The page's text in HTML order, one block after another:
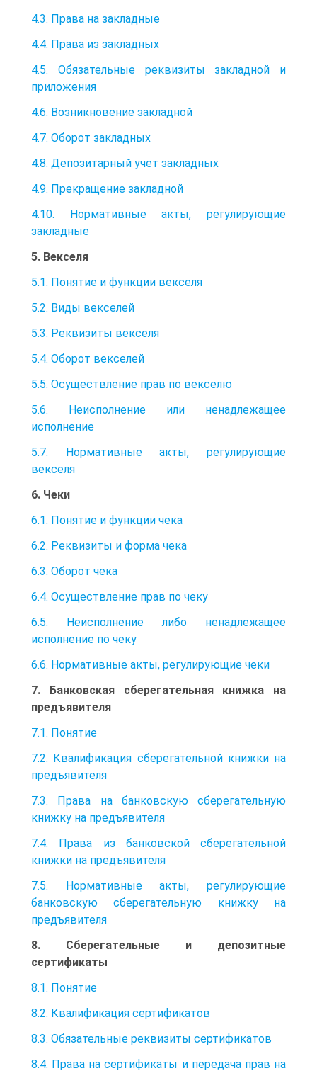
4.3. Права на закладные
4.4. Права из закладных
4.5. Обязательные реквизиты закладной и
приложения
4.6. Возникновение закладной
4.7. Оборот закладных
4.8. Депозитарный учет закладных
4.9. Прекращение закладной
4.10. Нормативные акты, регулирующие
закладные
5. Векселя
5.1. Понятие и функции векселя
5.2. Виды векселей
5.3. Реквизиты векселя
5.4. Оборот векселей
5.5. Осуществление прав по векселю
5.6. Неисполнение или ненадлежащее
исполнение
5.7. Нормативные акты, регулирующие
векселя
6. Чеки
6.1. Понятие и функции чека
6.2. Реквизиты и форма чека
6.3. Оборот чека
6.4. Осуществление прав по чеку
6.5. Неисполнение либо ненадлежащее
исполнение по чеку
6.6. Нормативные акты, регулирующие чеки
7. Банковская сберегательная книжка на
предъявителя
7.1. Понятие
7.2. Квалификация сберегательной книжки на
предъявителя
7.3. Права на банковскую сберегательную
книжку на предъявителя
7.4. Права из банковской сберегательной
книжки на предъявителя
7.5. Нормативные акты, регулирующие
банковскую сберегательную книжку на
предъявителя
8. Сберегательные и депозитные
сертификаты
8.1. Понятие
8.2. Квалификация сертификатов
8.3. Обязательные реквизиты сертификатов
8.4. Права на сертификаты и передача прав на